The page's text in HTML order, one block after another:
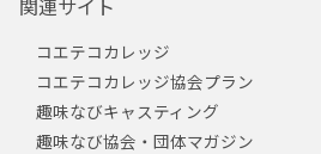
コエテコカレッジ
コエテコカレッジ協会プラン
趣味なびキャスティング
趣味なび協会・団体マガジン